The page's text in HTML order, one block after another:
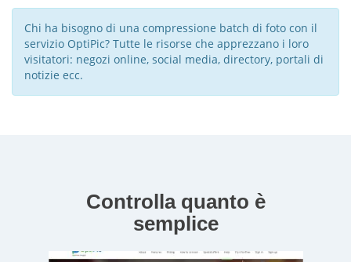
Chi ha bisogno di una compressione batch di foto con il
servizio OptiPic? Tutte le risorse che apprezzano i loro
visitatori: negozi online, social media, directory, portali di
notizie ecc.
Controlla quanto è
semplice